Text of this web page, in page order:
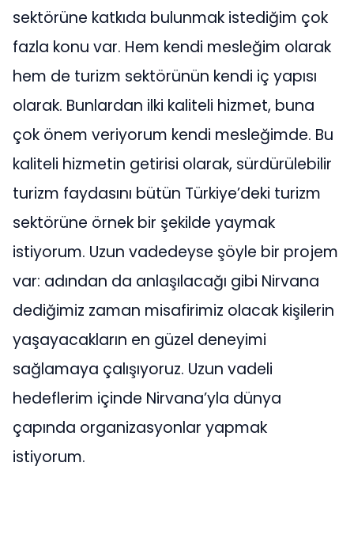
sektörüne katkıda bulunmak istediğim çok
fazla konu var. Hem kendi mesleğim olarak
hem de turizm sektörünün kendi iç yapısı
olarak. Bunlardan ilki kaliteli hizmet, buna
çok önem veriyorum kendi mesleğimde. Bu
kaliteli hizmetin getirisi olarak, sürdürülebilir
turizm faydasını bütün Türkiye’deki turizm
sektörüne örnek bir şekilde yaymak
istiyorum. Uzun vadedeyse şöyle bir projem
var: adından da anlaşılacağı gibi Nirvana
dediğimiz zaman misafirimiz olacak kişilerin
yaşayacakların en güzel deneyimi
sağlamaya çalışıyoruz. Uzun vadeli
hedeflerim içinde Nirvana’yla dünya
çapında organizasyonlar yapmak
istiyorum.